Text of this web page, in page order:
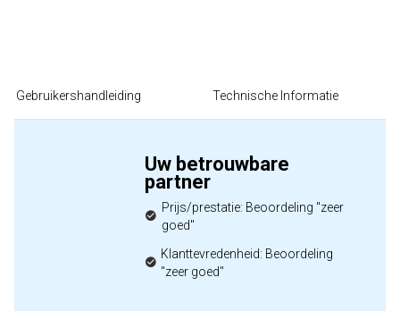
Gebruikershandleiding Technische Informatie
Uw betrouwbare
partner
Prijs/prestatie: Beoordeling "zeer
goed"
Klanttevredenheid: Beoordeling
"zeer goed"